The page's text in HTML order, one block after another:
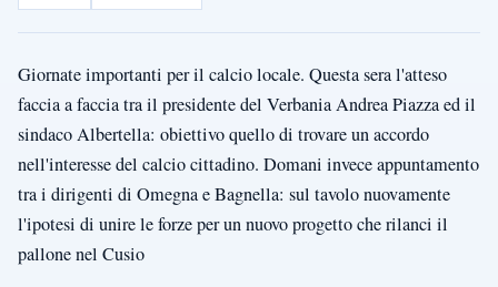
Giornate importanti per il calcio locale. Questa sera l'atteso
faccia a faccia tra il presidente del Verbania Andrea Piazza ed il
sindaco Albertella: obiettivo quello di trovare un accordo
nell'interesse del calcio cittadino. Domani invece appuntamento
tra i dirigenti di Omegna e Bagnella: sul tavolo nuovamente
l'ipotesi di unire le forze per un nuovo progetto che rilanci il
pallone nel Cusio